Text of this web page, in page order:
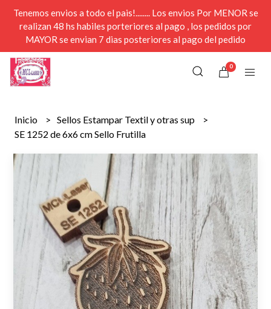
Tenemos envios a todo el pais!........ Los envios Por MENOR se
realizan 48 hs habiles porteriores al pago , los pedidos por
MAYOR se envian 7 dias posteriores al pago del pedido
0
Inicio
Sellos Estampar Textil y otras sup
SE 1252 de 6x6 cm Sello Frutilla